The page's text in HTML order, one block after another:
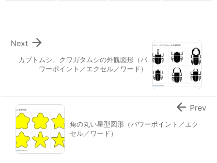
カブトムシ、クワガタムシの外観図形（パ
ワーポイント／エクセル／ワード）

Next
角の丸い星型図形（パワーポイント／エク
セル／ワード）
 Prev